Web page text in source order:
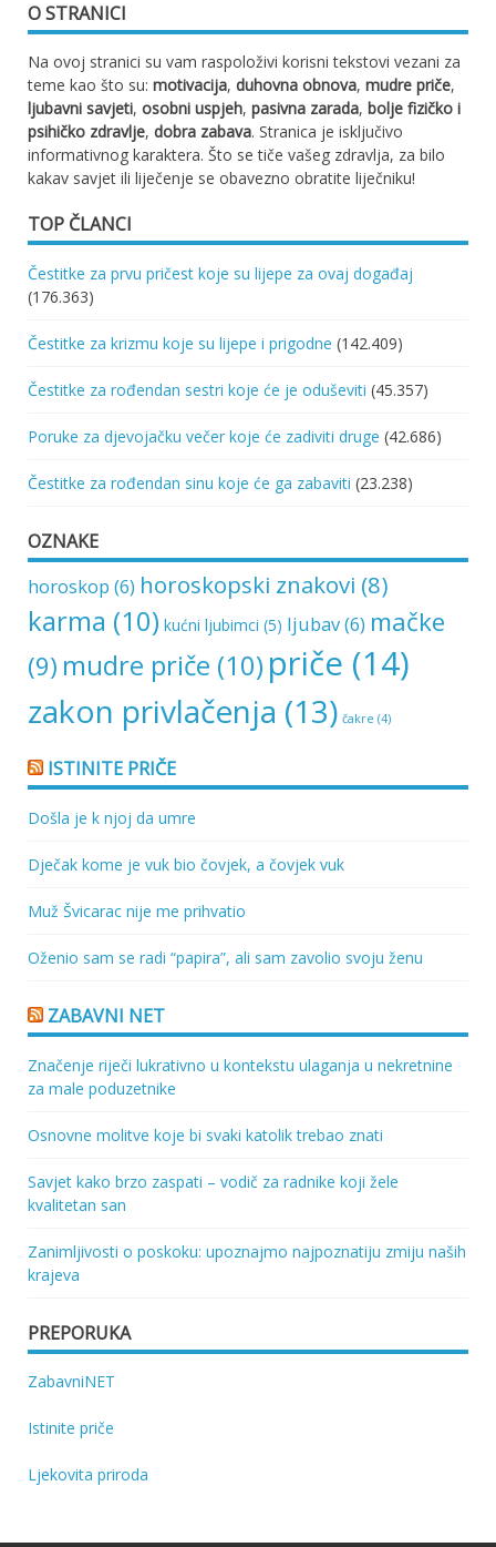
O STRANICI
Na ovoj stranici su vam raspoloživi korisni tekstovi vezani za
teme kao što su: motivacija, duhovna obnova, mudre priče,
ljubavni savjeti, osobni uspjeh, pasivna zarada, bolje fizičko i
psihičko zdravlje, dobra zabava. Stranica je isključivo
informativnog karaktera. Što se tiče vašeg zdravlja, za bilo
kakav savjet ili liječenje se obavezno obratite liječniku!
TOP ČLANCI
Čestitke za prvu pričest koje su lijepe za ovaj događaj
(176.363)
Čestitke za krizmu koje su lijepe i prigodne (142.409)
Čestitke za rođendan sestri koje će je oduševiti (45.357)
Poruke za djevojačku večer koje će zadiviti druge (42.686)
Čestitke za rođendan sinu koje će ga zabaviti (23.238)
OZNAKE
horoskop (6) horoskopski znakovi (8)
karma (10) kućni ljubimci (5) ljubav(6) mačke
(9) mudre priče (10) priče (14)
zakon privlačenja (13) čakre (4)
ISTINITE PRIČE
Došla je k njoj da umre
Dječak kome je vuk bio čovjek, a čovjek vuk
Muž Švicarac nije me prihvatio
Oženio sam se radi “papira”, ali sam zavolio svoju ženu
ZABAVNI NET
Značenje riječi lukrativno u kontekstu ulaganja u nekretnine
za male poduzetnike
Osnovne molitve koje bi svaki katolik trebao znati
Savjet kako brzo zaspati – vodič za radnike koji žele
kvalitetan san
Zanimljivosti o poskoku: upoznajmo najpoznatiju zmiju naših
krajeva
PREPORUKA
ZabavniNET
Istinite priče
Ljekovita priroda